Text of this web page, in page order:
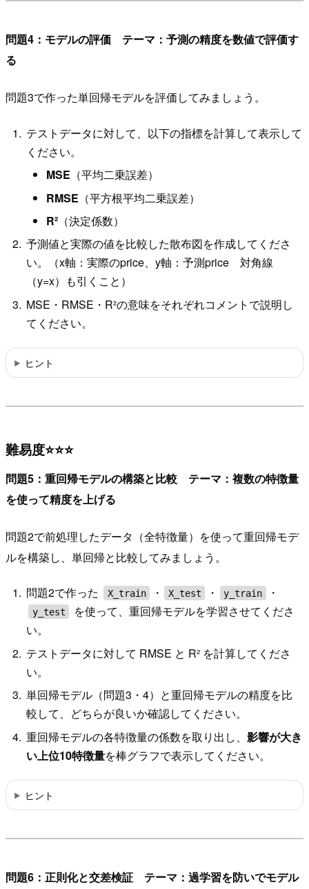
問題4：モデルの評価 テーマ：予測の精度を数値で評価す
る
問題3で作った単回帰モデルを評価してみましょう。
テストデータに対して、以下の指標を計算して表示して
ください。
MSE （平均二乗誤差）
RMSE （平方根平均二乗誤差）
R² （決定係数）
予測値と実際の値を比較した散布図を作成してくださ
い。（x軸：実際のprice、y軸：予測price 対角線
（y=x）も引くこと）
MSE・RMSE・R²の意味をそれぞれコメントで説明し
てください。
ヒント
難易度⭐⭐⭐
問題5：重回帰モデルの構築と比較 テーマ：複数の特徴量
を使って精度を上げる
問題2で前処理したデータ（全特徴量）を使って重回帰モデ
ルを構築し、単回帰と比較してみましょう。
問題2で作った X_train ・ X_test ・ y_train ・
y_test
を使って、重回帰モデルを学習させてくださ
い。
テストデータに対して RMSE と R² を計算してくださ
い。
単回帰モデル（問題3・4）と重回帰モデルの精度を比
較して、どちらが良いか確認してください。
重回帰モデルの各特徴量の係数を取り出し、影響が大き
い上位10特徴量を棒グラフで表示してください。
ヒント
問題6：正則化と交差検証 テーマ：過学習を防いでモデル